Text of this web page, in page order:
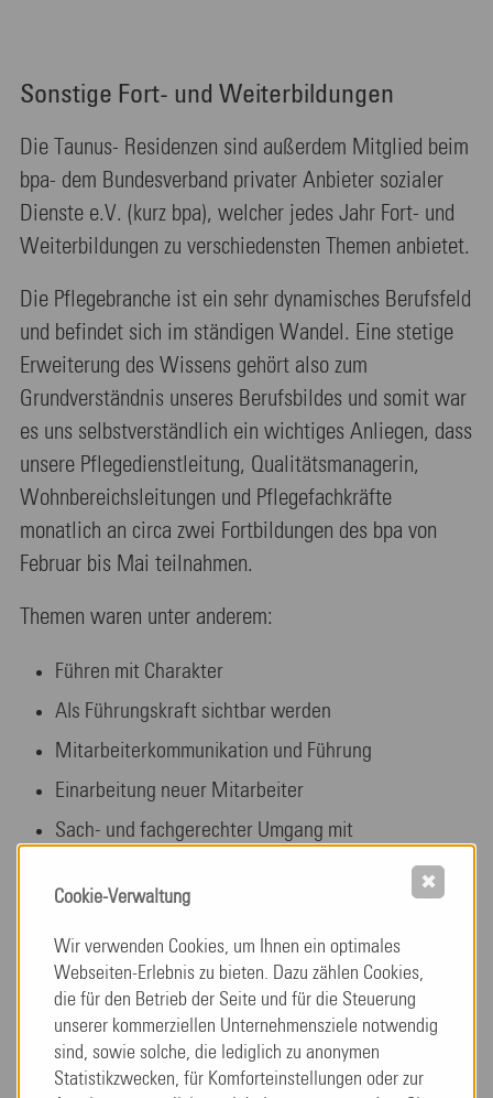
Sonstige Fort- und Weiterbildungen
Die Taunus- Residenzen sind außerdem Mitglied beim
bpa- dem Bundesverband privater Anbieter sozialer
Dienste e.V. (kurz bpa), welcher jedes Jahr Fort- und
Weiterbildungen zu verschiedensten Themen anbietet.
Die Pflegebranche ist ein sehr dynamisches Berufsfeld
und befindet sich im ständigen Wandel. Eine stetige
Erweiterung des Wissens gehört also zum
Grundverständnis unseres Berufsbildes und somit war
es uns selbstverständlich ein wichtiges Anliegen, dass
unsere Pflegedienstleitung, Qualitätsmanagerin,
Wohnbereichsleitungen und Pflegefachkräfte
monatlich an circa zwei Fortbildungen des bpa von
Februar bis Mai teilnahmen.
Themen waren unter anderem:
Führen mit Charakter
Als Führungskraft sichtbar werden
Mitarbeiterkommunikation und Führung
Einarbeitung neuer Mitarbeiter
Sach- und fachgerechter Umgang mit
Gewalt in der Pflege
Personalbedarf und Dienstplanung praxisnah
gestalten
Das Aufnahmegespräch auf der Grundlage der SIS
Die sehr interessanten Lehrinhalte wurden
Cookie-Verwaltung
Wir verwenden Cookies, um Ihnen ein optimales
Webseiten-Erlebnis zu bieten. Dazu zählen Cookies,
die für den Betrieb der Seite und für die Steuerung
unserer kommerziellen Unternehmensziele notwendig
sind, sowie solche, die lediglich zu anonymen
Statistikzwecken, für Komforteinstellungen oder zur
✖